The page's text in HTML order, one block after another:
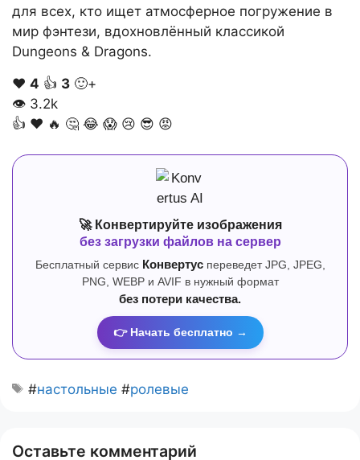
для всех, кто ищет атмосферное погружение в
мир фэнтези, вдохновлённый классикой
Dungeons & Dragons.
❤️ 4 👍 3 🙂+
👁 3.2k
👍 ❤️ 🔥 🤔 😂 😱 😢 😎 😡
🚀 Конвертируйте изображения
без загрузки файлов на сервер
Бесплатный сервис Конвертуспереведет JPG, JPEG,
PNG, WEBP и AVIF в нужный формат
без потери качества.
👉 Начать бесплатно →
#настольные #ролевые
Оставьте комментарий